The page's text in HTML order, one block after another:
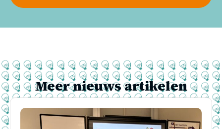
Meer nieuws artikelen